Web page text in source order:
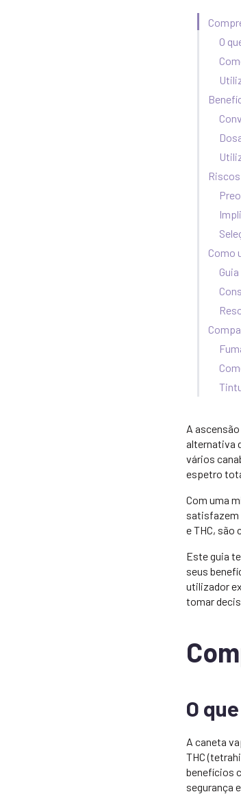
O
Como
A
alternativa
vários
espetro
Com uma
satisfazem
e THC, são
Este guia
seus
utilizador
tomar
O
A caneta
THC
benefícios
segurança